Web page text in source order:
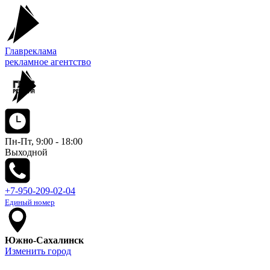
Главреклама
рекламное агентство
Пн-Пт, 9:00 - 18:00
Выходной
+7-950-209-02-04
Единый номер
Южно-Сахалинск
Изменить город